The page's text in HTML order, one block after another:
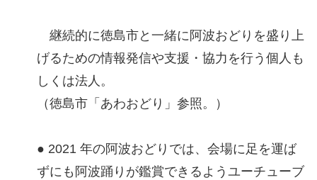
継続的に徳島市と一緒に阿波おどりを盛り上
げるための情報発信や支援・協力を行う個人も
しくは法人。
（徳島市「あわおどり」参照。）
● 2021 年の阿波おどりでは、会場に足を運ば
ずにも阿波踊りが鑑賞できるようユーチューブ